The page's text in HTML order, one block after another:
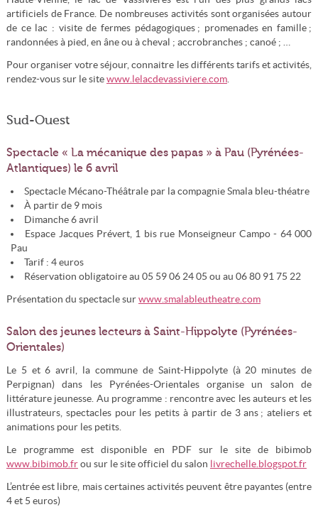
artificiels de France. De nombreuses activités sont organisées autour
de ce lac : visite de fermes pédagogiques ; promenades en famille ;
randonnées à pied, en âne ou à cheval ; accrobranches ; canoé ; …
Pour organiser votre séjour, connaitre les différents tarifs et activités,
rendez-vous sur le site www.lelacdevassiviere.com.
Sud-Ouest
Spectacle « La mécanique des papas » à Pau (Pyrénées-
Atlantiques) le 6 avril
Spectacle Mécano-Théâtrale par la compagnie Smala bleu-théatre
À partir de 9 mois
Dimanche 6 avril
Espace Jacques Prévert, 1 bis rue Monseigneur Campo - 64 000
Pau
Tarif : 4 euros
Réservation obligatoire au 05 59 06 24 05 ou au 06 80 91 75 22
Présentation du spectacle sur www.smalableutheatre.com
Salon des jeunes lecteurs à Saint-Hippolyte (Pyrénées-
Orientales)
Le 5 et 6 avril, la commune de Saint-Hippolyte (à 20 minutes de
Perpignan) dans les Pyrénées-Orientales organise un salon de
littérature jeunesse. Au programme : rencontre avec les auteurs et les
illustrateurs, spectacles pour les petits à partir de 3 ans ; ateliers et
animations pour les petits.
Le programme est disponible en PDF sur le site de bibimob
www.bibimob.frou sur le site officiel du salon livrechelle.blogspot.fr
L’entrée est libre, mais certaines activités peuvent être payantes (entre
4 et 5 euros)